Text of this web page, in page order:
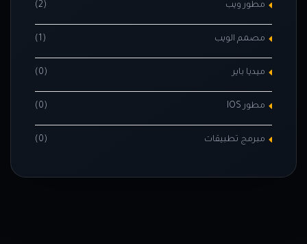
مطور ويب (2)
مصمم الويب (1)
ميديا باير (0)
مطور IOS (0)
مبرمج تطبيقات (0)